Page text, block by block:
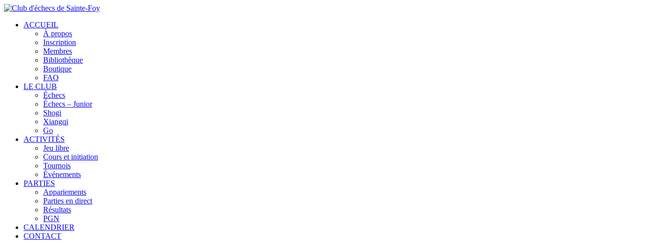
ACCUEIL
À propos
Inscription
Membres
Bibliothèque
Boutique
FAQ
LE CLUB
Échecs
Échecs – Junior
Shogi
Xiangqi
Go
ACTIVITÉS
Jeu libre
Cours et initiation
Tournois
Événements
PARTIES
Appariements
Parties en direct
Résultats
PGN
CALENDRIER
CONTACT